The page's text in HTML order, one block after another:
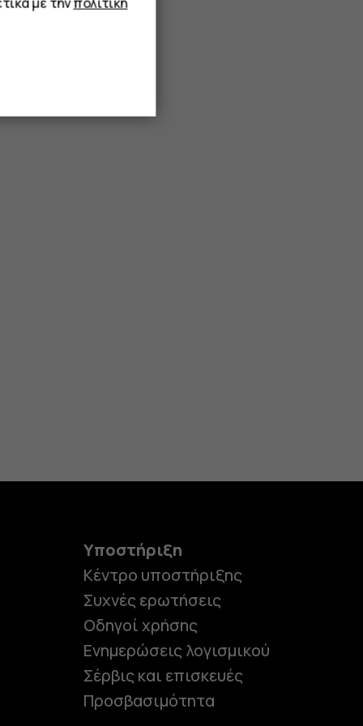
Υποστήριξη
Κέντρο υποστήριξης
Συχνές ερωτήσεις
Οδηγοί χρήσης
Ενημερώσεις λογισμικού
Σέρβις και επισκευές
Προσβασιμότητα